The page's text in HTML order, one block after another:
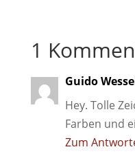
1
Guido
Hey. Tolle
Farben und
Zum